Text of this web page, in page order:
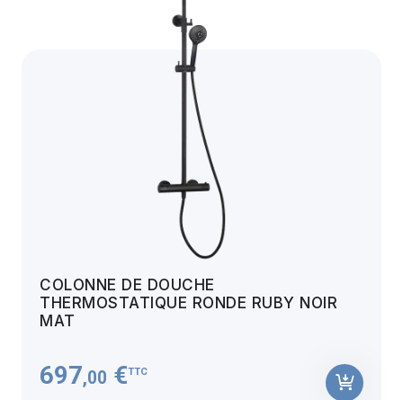
COLONNE DE DOUCHE
THERMOSTATIQUE RONDE RUBY NOIR
MAT
697,00 €TTC